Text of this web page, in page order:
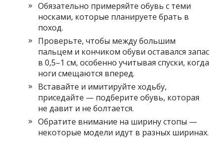
Обязательно примеряйте обувь с теми
носками, которые планируете брать в
поход.
Проверьте, чтобы между большим
пальцем и кончиком обуви оставался запас
в 0,5–1 см, особенно учитывая спуски, когда
ноги смещаются вперед.
Вставайте и имитируйте ходьбу,
приседайте — подберите обувь, которая
не давит и не болтается.
Обратите внимание на ширину стопы —
некоторые модели идут в разных ширинах.